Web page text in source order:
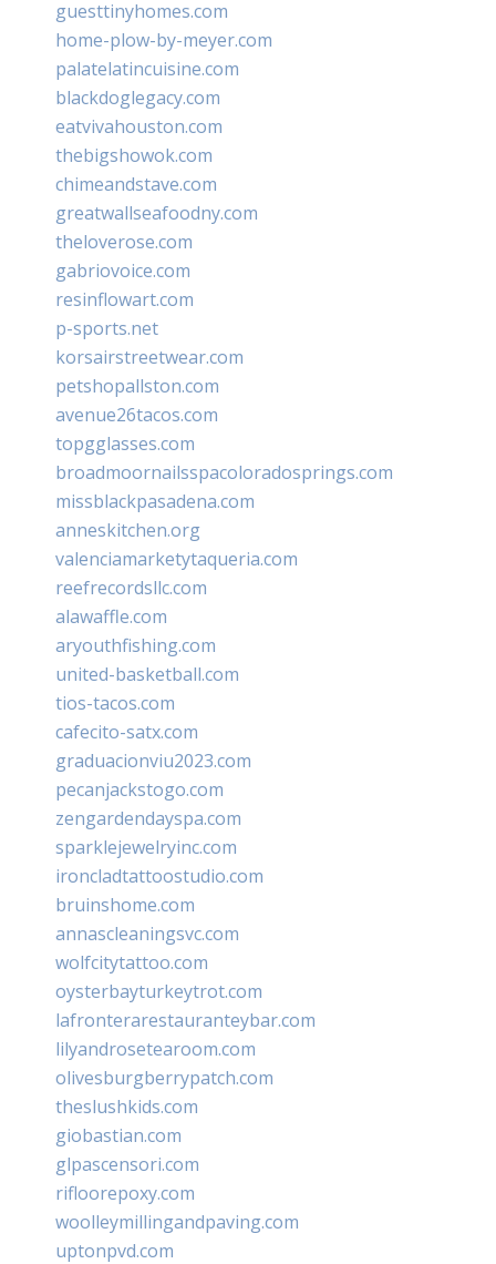
guesttinyhomes.com
home-plow-by-meyer.com
palatelatincuisine.com
blackdoglegacy.com
eatvivahouston.com
thebigshowok.com
chimeandstave.com
greatwallseafoodny.com
theloverose.com
gabriovoice.com
resinflowart.com
p-sports.net
korsairstreetwear.com
petshopallston.com
avenue26tacos.com
topgglasses.com
broadmoornailsspacoloradosprings.com
missblackpasadena.com
anneskitchen.org
valenciamarketytaqueria.com
reefrecordsllc.com
alawaffle.com
aryouthfishing.com
united-basketball.com
tios-tacos.com
cafecito-satx.com
graduacionviu2023.com
pecanjackstogo.com
zengardendayspa.com
sparklejewelryinc.com
ironcladtattoostudio.com
bruinshome.com
annascleaningsvc.com
wolfcitytattoo.com
oysterbayturkeytrot.com
lafronterarestauranteybar.com
lilyandrosetearoom.com
olivesburgberrypatch.com
theslushkids.com
giobastian.com
glpascensori.com
rifloorepoxy.com
woolleymillingandpaving.com
uptonpvd.com